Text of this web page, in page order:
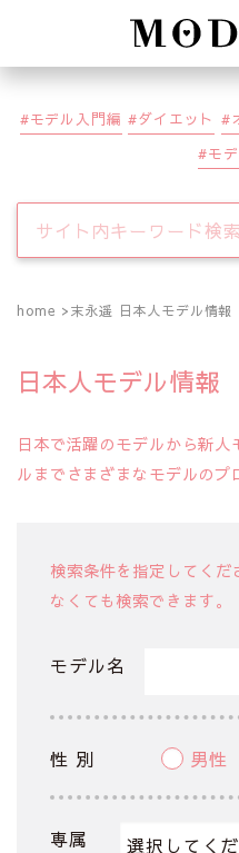
モデル入門編 ダイエット
モ
home 末永遥 日本人モデル情報
日本人モデル情報
日本で活躍のモデルから新
ルまでさまざまなモデルのプ
検索条件を指定してくだ
なくても検索できます。
モデル名
性 別 男性
専属